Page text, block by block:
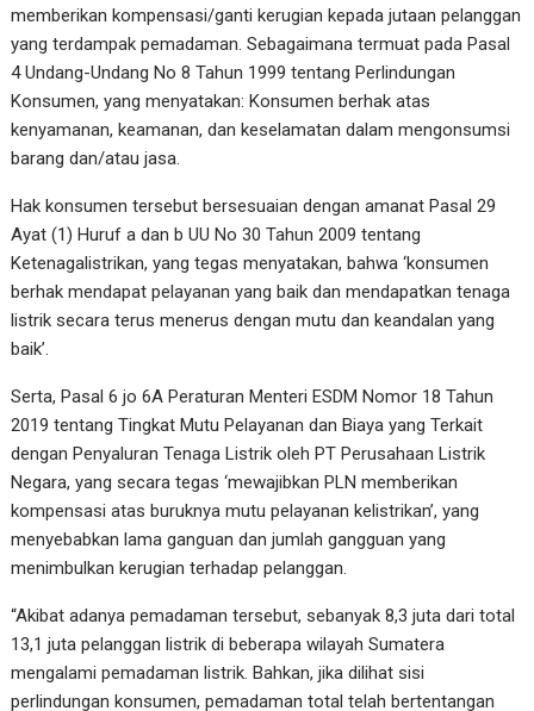
memberikan kompensasi/ganti kerugian kepada jutaan pelanggan
yang terdampak pemadaman. Sebagaimana termuat pada Pasal
4 Undang-Undang No 8 Tahun 1999 tentang Perlindungan
Konsumen, yang menyatakan: Konsumen berhak atas
kenyamanan, keamanan, dan keselamatan dalam mengonsumsi
barang dan/atau jasa.
Hak konsumen tersebut bersesuaian dengan amanat Pasal 29
Ayat (1) Huruf a dan b UU No 30 Tahun 2009 tentang
Ketenagalistrikan, yang tegas menyatakan, bahwa ‘konsumen
berhak mendapat pelayanan yang baik dan mendapatkan tenaga
listrik secara terus menerus dengan mutu dan keandalan yang
baik’.
Serta, Pasal 6 jo 6A Peraturan Menteri ESDM Nomor 18 Tahun
2019 tentang Tingkat Mutu Pelayanan dan Biaya yang Terkait
dengan Penyaluran Tenaga Listrik oleh PT Perusahaan Listrik
Negara, yang secara tegas ‘mewajibkan PLN memberikan
kompensasi atas buruknya mutu pelayanan kelistrikan’, yang
menyebabkan lama ganguan dan jumlah gangguan yang
menimbulkan kerugian terhadap pelanggan.
“Akibat adanya pemadaman tersebut, sebanyak 8,3 juta dari total
13,1 juta pelanggan listrik di beberapa wilayah Sumatera
mengalami pemadaman listrik. Bahkan, jika dilihat sisi
perlindungan konsumen, pemadaman total telah bertentangan